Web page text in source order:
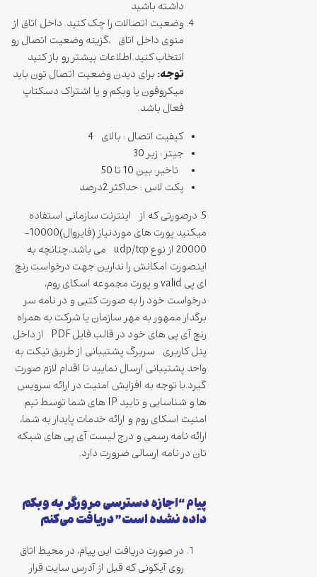
داشته باشید
وضعیت اتصالات را چک کنید. داخل اتاق از
منوی داخل اتاق ،گزینه وضعیت اتصال رو
انتخاب کنید.اطلاعات بیشتر رو باز کنید
توجه: برای دیدن وضعیت اتصال تون باید
میکروفون یا وبکم و یا اشتراک دسکتاپ
فعال باشد.
کیفیت اتصال : بالای 4
جیتر : زیر 30
تاخیر: بین 10 تا 50
پکت لاس : حداکثر 2درصد
5. درصورتی که از اینترنت سازمانی استفاده
میکنید پورت های موردنیاز (فایروال)10000-
20000 از نوع udp/tcp می باشد،چنانچه به
اینصورت امکانش را ندارین جهت درخواست رنج
ای پی valid و پورت مجموعه اسکای روم،
درخواست خود را به صورت کتبی و در نامه سر
برگدار ممهور به مهر سازمان یا شرکت به همراه
رنج آی پی های خود در قالب فایل PDF از داخل
پنل کاربری سربرگ پشتیبانی از طریق تیکت به
واحد پشتیبانی ارسال نمایید تا اقدام لازم صورت
گیرد.با توجه به افزایش امنیت در ارائه سرویس
ها و شناسایی و تایید IP های شما توسط تیم
امنیت اسکای روم و ارائه خدمات پایدار به شما،
ارائه نامه رسمی و درج لیست آی پی های شبکه
تان در نامه ارسالی ضرورت دارد.
پیام “اجازه دسترسی مرورگر به وبکم
داده نشده است” دریافت می‌کنم
در صورت دریافت این پیام، در محیط اتاق
روی آیکونی که قبل از آدرس سایت قرار